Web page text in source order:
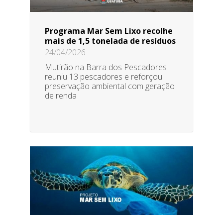
Programa Mar Sem Lixo recolhe
mais de 1,5 tonelada de resíduos
24/04/2026
Mutirão na Barra dos Pescadores
reuniu 13 pescadores e reforçou
preservação ambiental com geração
de renda